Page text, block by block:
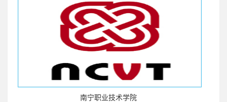
南宁职业技术学院